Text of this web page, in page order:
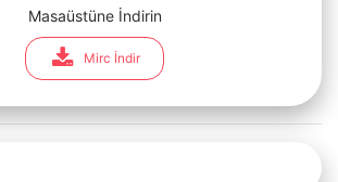
Masaüstüne İndirin
Mirc İndir